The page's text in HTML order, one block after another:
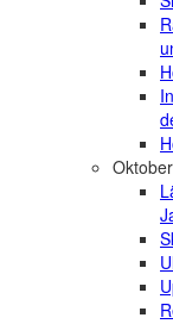
Oktober